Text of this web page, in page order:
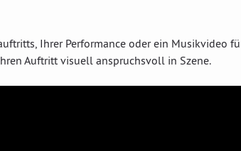
Ihrer Performance oder ein Musikvideo
Auftritt visuell anspruchsvoll in Szene.